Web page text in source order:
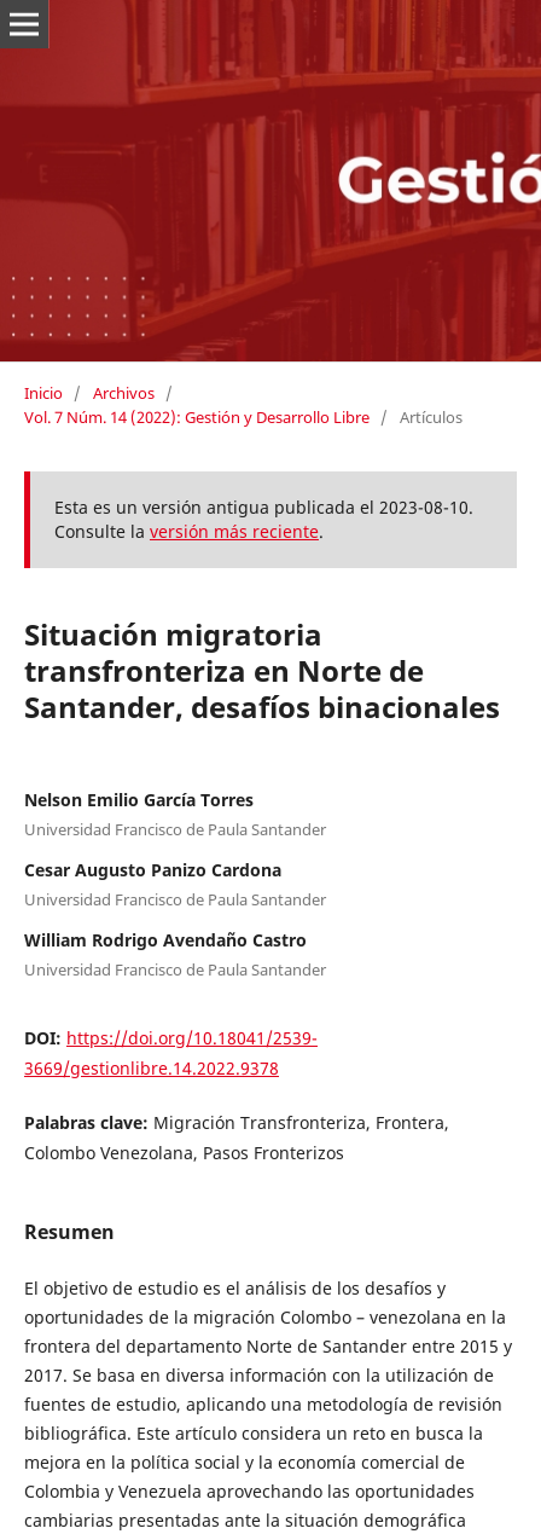
Inicio / Archivos /
Vol. 7 Núm. 14 (2022): Gestión y Desarrollo Libre / Artículos
Esta es un versión antigua publicada el 2023-08-10.
Consulte la versión más reciente.
Situación migratoria
transfronteriza en Norte de
Santander, desafíos binacionales
Nelson Emilio García Torres
Universidad Francisco de Paula Santander
Cesar Augusto Panizo Cardona
Universidad Francisco de Paula Santander
William Rodrigo Avendaño Castro
Universidad Francisco de Paula Santander
DOI: https://doi.org/10.18041/2539-
3669/gestionlibre.14.2022.9378
Palabras clave: Migración Transfronteriza, Frontera,
Colombo Venezolana, Pasos Fronterizos
Resumen
El objetivo de estudio es el análisis de los desafíos y
oportunidades de la migración Colombo – venezolana en la
frontera del departamento Norte de Santander entre 2015 y
2017. Se basa en diversa información con la utilización de
fuentes de estudio, aplicando una metodología de revisión
bibliográfica. Este artículo considera un reto en busca la
mejora en la política social y la economía comercial de
Colombia y Venezuela aprovechando las oportunidades
cambiarias presentadas ante la situación demográfica